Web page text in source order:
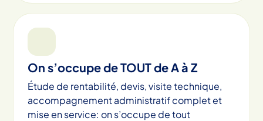
On s’occupe de TOUT de A à Z
Étude de rentabilité, devis, visite technique,
accompagnement administratif complet et
mise en service: on s’occupe de tout